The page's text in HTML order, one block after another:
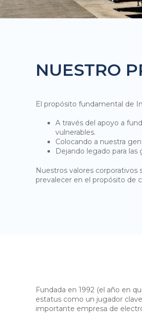
NUESTRO
El propósito fundamental de
A través del apoyo a
vulnerables.
Colocando a nuestra
Dejando legado para las
Nuestros valores
prevalecer en el propósito de
Fundada en 1992 (el año en
estatus como un jugador
importante empresa de